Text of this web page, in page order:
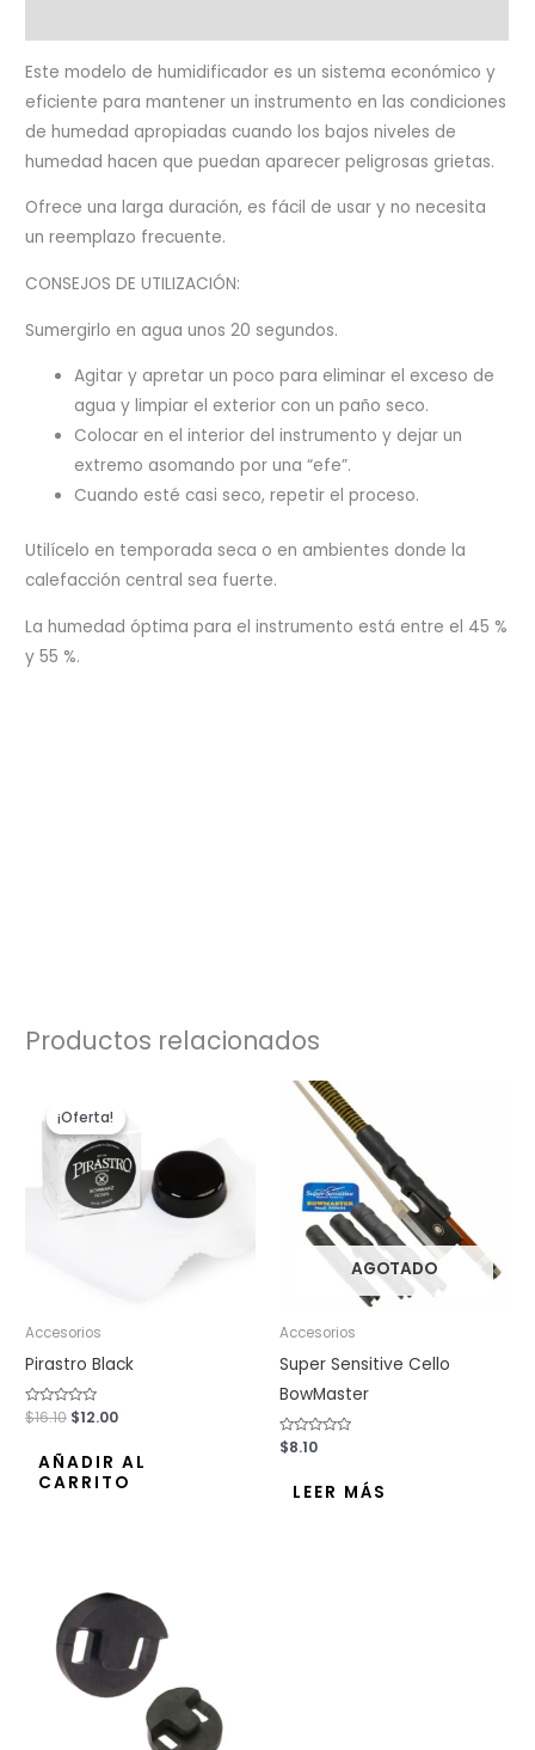
Este modelo de humidificador es un sistema económico y
eficiente para mantener un instrumento en las condiciones
de humedad apropiadas cuando los bajos niveles de
humedad hacen que puedan aparecer peligrosas grietas.
Ofrece una larga duración, es fácil de usar y no necesita
un reemplazo frecuente.
CONSEJOS DE UTILIZACIÓN:
Sumergirlo en agua unos 20 segundos.
Agitar y apretar un poco para eliminar el exceso de
agua y limpiar el exterior con un paño seco.
Colocar en el interior del instrumento y dejar un
extremo asomando por una “efe”.
Cuando esté casi seco, repetir el proceso.
Utilícelo en temporada seca o en ambientes donde la
calefacción central sea fuerte.
La humedad óptima para el instrumento está entre el 45 %
y 55 %.
Productos relacionados
¡Oferta!
¡Oferta!
Accesorios
Pirastro Black
Valorado
con
$16.10
precio
original
era:
$16.10.
$12.00
actual
es:
$12.00.
AÑADIR AL
CARRITO
AGOTADO
Accesorios
Super Sensitive Cello
BowMaster
Valorado
con
$8.10
LEER MÁS